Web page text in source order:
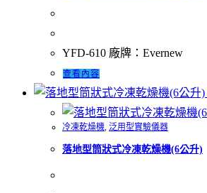
YFD-610 廠牌：Evernew
查看內容
冷凍乾燥機 泛用型實驗儀器
落地型筒狀式冷凍乾燥機(6公升)